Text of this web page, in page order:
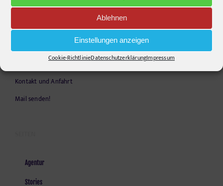
Ablehnen
Einstellungen anzeigen
Cookie-RichtlinieDatenschutzerklärungImpressum
10555Berlin
info@pr-ide.de
Opening Hours:
Monday - Friday, 9am - 6pm
Kontakt und Anfahrt
Mail senden!
Agentur
Stories